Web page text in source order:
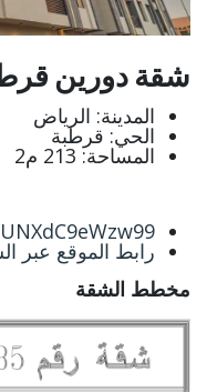
شقة دورين
المدينة: الرياض
الحي: قرطبة
المساحة: 213 م2
رابط الموقع عبر
مخطط الشقة